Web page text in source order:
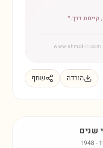
קיימת דרך.״
הורדה שתף
שנים
1948 -